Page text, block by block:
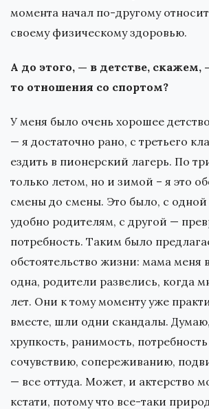
момента начал по-другому
своему физическому здоровью.
А до этого, — в детстве,
то отношения со спортом?
У меня было очень хорошее
— я достаточно рано, с третьего
ездить в пионерский лагерь. По
только летом, но и зимой – я это
смены до смены. Это было, с одной
удобно родителям, с другой —
потребность. Таким было
обстоятельство жизни: мама меня
одна, родители развелись, когда
лет. Они к тому моменту уже
вместе, шли одни скандалы.
хрупкость, ранимость,
сочувствию, сопереживанию,
— все оттуда. Может, и актерство
кстати, потому что все-таки